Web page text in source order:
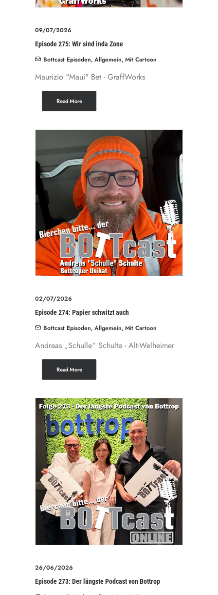
09/07/2026
Episode 275: Wir sind inda Zone
Bottcast Episoden, Allgemein, Mit Cartoon
Maurizio "Maui" Bet - GraffWorks
Read More
02/07/2026
Episode 274: Papier schwitzt auch
Bottcast Episoden, Allgemein, Mit Cartoon
Andreas „Schulle“ Schulte - Alt-Welheimer
Read More
26/06/2026
Episode 273: Der längste Podcast von Bottrop